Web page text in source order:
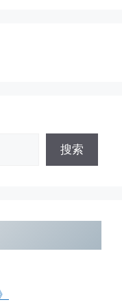
搜索